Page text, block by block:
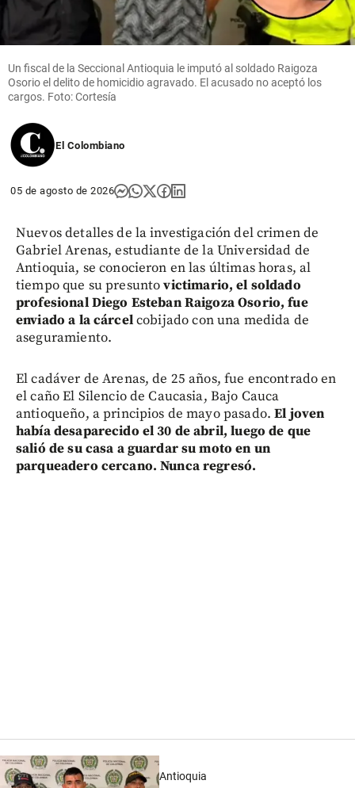
Un fiscal de la Seccional Antioquia le imputó al soldado Raigoza
Osorio el delito de homicidio agravado. El acusado no aceptó los
cargos. Foto: Cortesía
El Colombiano
05 de agosto de 2026
Nuevos detalles de la investigación del crimen de
Gabriel Arenas, estudiante de la Universidad de
Antioquia, se conocieron en las últimas horas, al
tiempo que su presuntovictimario, el soldado
profesional Diego Esteban Raigoza Osorio, fue
enviado a la cárcelcobijado con una medida de
aseguramiento.
El cadáver de Arenas, de 25 años, fue encontrado en
el caño El Silencio de Caucasia, Bajo Cauca
antioqueño, a principios de mayo pasado.El joven
había desaparecido el 30 de abril, luego de que
salió de su casa a guardar su moto en un
parqueadero cercano. Nunca regresó.
Antioquia